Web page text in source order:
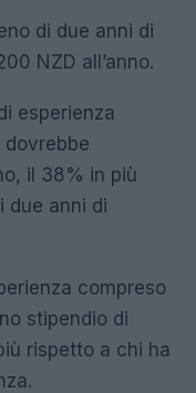
di due anni di
NZD all’anno.
esperienza
il 38% in più
due anni di
compreso
stipendio di
rispetto a chi ha